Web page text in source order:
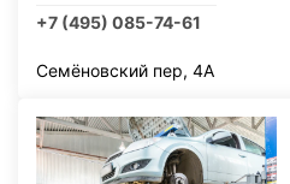
+7 (495) 085-74-61
Семёновский пер, 4А